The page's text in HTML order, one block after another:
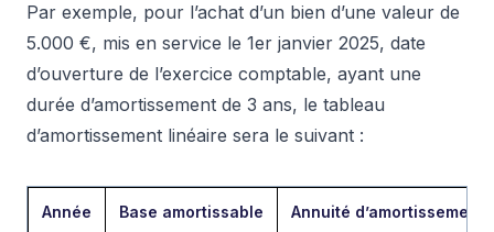
Par exemple, pour l’achat d’un bien d’une valeur de
5.000 €, mis en service le 1er janvier 2025, date
d’ouverture de l’exercice comptable, ayant une
durée d’amortissement de 3 ans, le tableau
d’amortissement linéaire sera le suivant :
Année Base amortissable Annuité d’amortissement